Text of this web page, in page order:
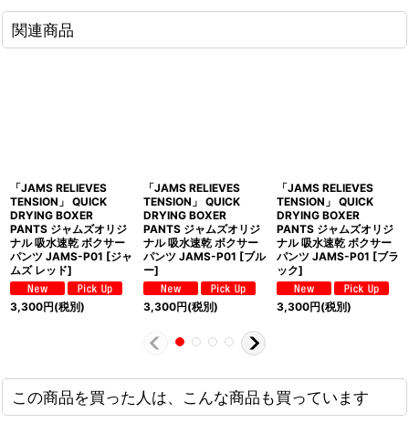
関連商品
「JAMS RELIEVES
TENSION」 QUICK
DRYING BOXER
PANTS ジャムズオリジ
ナル 吸水速乾 ボクサー
パンツ JAMS-P01 [ジャ
ムズ レッド]
3,300円(税別)
「JAMS RELIEVES
TENSION」 QUICK
DRYING BOXER
PANTS ジャムズオリジ
ナル 吸水速乾 ボクサー
パンツ JAMS-P01 [ブル
ー]
3,300円(税別)
「JAMS RELIEVES
TENSION」 QUICK
DRYING BOXER
PANTS ジャムズオリジ
ナル 吸水速乾 ボクサー
パンツ JAMS-P01 [ブラ
ック]
3,300円(税別)
この商品を買った人は、こんな商品も買っています